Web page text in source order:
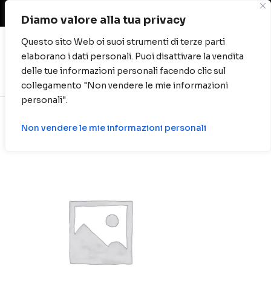
Diamo valore alla tua privacy
Questo sito Web oi suoi strumenti di terze parti
elaborano i dati personali. Puoi disattivare la vendita
delle tue informazioni personali facendo clic sul
collegamento "Non vendere le mie informazioni
personali".
Non vendere le mie informazioni personali
Spese di spedizione gratuite per ordini oltre
0